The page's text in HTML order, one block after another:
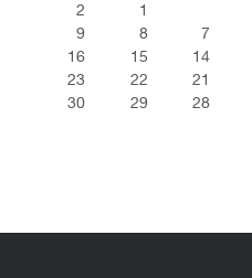
1
2
7
8
9
14
15
16
21
22
23
28
29
30